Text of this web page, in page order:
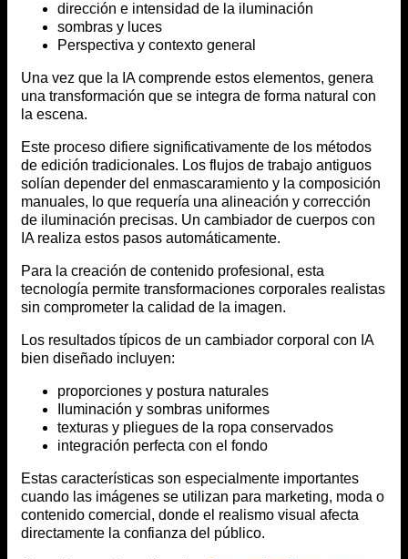
dirección e intensidad de la iluminación
sombras y luces
Perspectiva y contexto general
Una vez que la IA comprende estos elementos, genera
una transformación que se integra de forma natural con
la escena.
Este proceso difiere significativamente de los métodos
de edición tradicionales. Los flujos de trabajo antiguos
solían depender del enmascaramiento y la composición
manuales, lo que requería una alineación y corrección
de iluminación precisas. Un cambiador de cuerpos con
IA realiza estos pasos automáticamente.
Para la creación de contenido profesional, esta
tecnología permite transformaciones corporales realistas
sin comprometer la calidad de la imagen.
Los resultados típicos de un cambiador corporal con IA
bien diseñado incluyen:
proporciones y postura naturales
Iluminación y sombras uniformes
texturas y pliegues de la ropa conservados
integración perfecta con el fondo
Estas características son especialmente importantes
cuando las imágenes se utilizan para marketing, moda o
contenido comercial, donde el realismo visual afecta
directamente la confianza del público.